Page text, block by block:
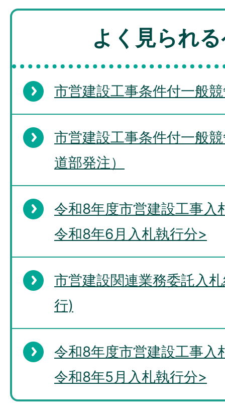
よく見られ
市営建設工事条件付一般
市営建設工事条件付一般
道部発注）
令和8年度市営建設工事入
令和8年6月入札執行分>
市営建設関連業務委託入
行)
令和8年度市営建設工事入
令和8年5月入札執行分>